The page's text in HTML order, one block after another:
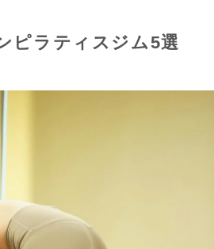
ピラティスジム5選